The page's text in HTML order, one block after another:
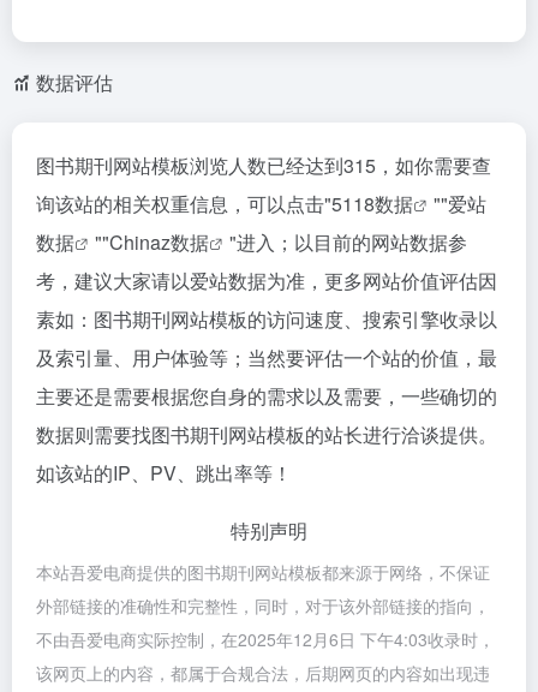
数据评估
图书期刊网站模板浏览人数已经达到315，如你需要查
询该站的相关权重信息，可以点击"5118数据 ""爱站
数据
""Chinaz数据
"进入；以目前的网站数据参
考，建议大家请以爱站数据为准，更多网站价值评估因
素如：图书期刊网站模板的访问速度、搜索引擎收录以
及索引量、用户体验等；当然要评估一个站的价值，最
主要还是需要根据您自身的需求以及需要，一些确切的
数据则需要找图书期刊网站模板的站长进行洽谈提供。
如该站的IP、PV、跳出率等！
特别声明
本站吾爱电商提供的图书期刊网站模板都来源于网络，不保证
外部链接的准确性和完整性，同时，对于该外部链接的指向，
不由吾爱电商实际控制，在2025年12月6日 下午4:03收录时，
该网页上的内容，都属于合规合法，后期网页的内容如出现违